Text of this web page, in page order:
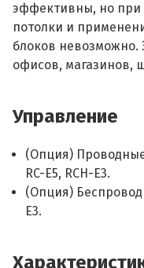
эффективны, но при
потолки и
блоков невозможно.
офисов, магазинов,
Управление
(Опция) Проводные
RC-E5, RCH-E3.
(Опция)
E3.